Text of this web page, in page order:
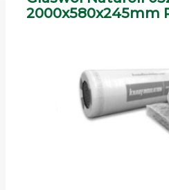
2000x580x245mm